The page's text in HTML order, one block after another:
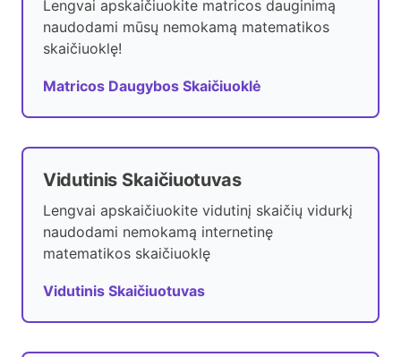
Lengvai apskaičiuokite matricos dauginimą
naudodami mūsų nemokamą matematikos
skaičiuoklę!
Matricos Daugybos Skaičiuoklė
Vidutinis Skaičiuotuvas
Lengvai apskaičiuokite vidutinį skaičių vidurkį
naudodami nemokamą internetinę
matematikos skaičiuoklę
Vidutinis Skaičiuotuvas